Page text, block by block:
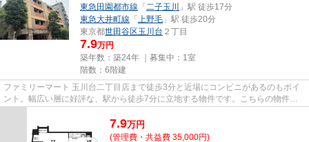
東急田園都市線 「二子玉川
」駅 徒歩17分
東急大井町線 「 上野毛 」駅 徒歩20分
東京都世田谷区玉川台 ２丁目
7.9万円
築年数：築24年 ｜募集中： 1室
階数：6階建
ファミリーマート 玉川台二丁目店まで徒歩3分と近場にコンビニがあるのもポイ
ント。幅広い層に好評な、駅から徒歩7分に立地する物件です。こちらの物件は
マンションです。こちらは初期...
7.9万円
(管理費・共益費 35,000円)